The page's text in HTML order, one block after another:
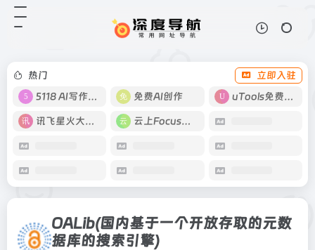
热门
立即入驻
5118 AI写作工具
免费AI创作 uTools免费工具箱
讯飞星火大模型 云上Focus接码
OALib(国内基于一个开放存取的元数
据库的搜索引擎)
OALib(国内基于一个开放存取的元数据库的搜索引擎)